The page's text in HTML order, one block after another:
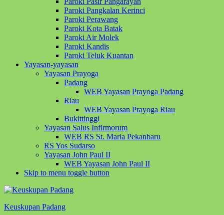
Paroki Pangkalan Kerinci
Paroki Perawang
Paroki Kota Batak
Paroki Air Molek
Paroki Kandis
Paroki Teluk Kuantan
Yayasan-yayasan
Yayasan Prayoga
Padang
WEB Yayasan Prayoga Padang
Riau
WEB Yayasan Prayoga Riau
Bukittinggi
Yayasan Salus Infirmorum
WEB RS St. Maria Pekanbaru
RS Yos Sudarso
Yayasan John Paul II
WEB Yayasan John Paul II
Skip to menu toggle button
Keuskupan Padang